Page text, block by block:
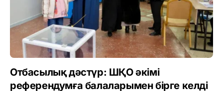
Отбасылық дәстүр: ШҚО әкімі
референдумға балаларымен бірге келді